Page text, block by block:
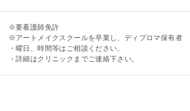
※要看護師免許
※アートメイクスクールを卒業し、ディプロマ保有者
・曜日、時間等はご相談ください。
・詳細はクリニックまでご連絡下さい。